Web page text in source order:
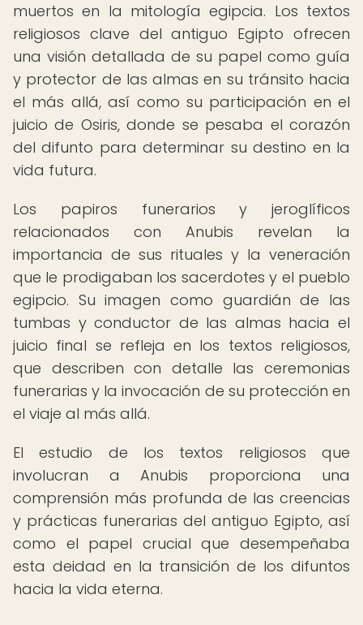
muertos en la mitología egipcia. Los textos
religiosos clave del antiguo Egipto ofrecen
una visión detallada de su papel como guía
y protector de las almas en su tránsito hacia
el más allá, así como su participación en el
juicio de Osiris, donde se pesaba el corazón
del difunto para determinar su destino en la
vida futura.
Los papiros funerarios y jeroglíficos
relacionados con Anubis revelan la
importancia de sus rituales y la veneración
que le prodigaban los sacerdotes y el pueblo
egipcio. Su imagen como guardián de las
tumbas y conductor de las almas hacia el
juicio final se refleja en los textos religiosos,
que describen con detalle las ceremonias
funerarias y la invocación de su protección en
el viaje al más allá.
El estudio de los textos religiosos que
involucran a Anubis proporciona una
comprensión más profunda de las creencias
y prácticas funerarias del antiguo Egipto, así
como el papel crucial que desempeñaba
esta deidad en la transición de los difuntos
hacia la vida eterna.